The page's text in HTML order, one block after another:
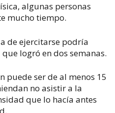
algunas personas
mucho tiempo.
de ejercitarse podría
logró en dos semanas.
puede ser de al menos 15
no asistir a la
que lo hacía antes